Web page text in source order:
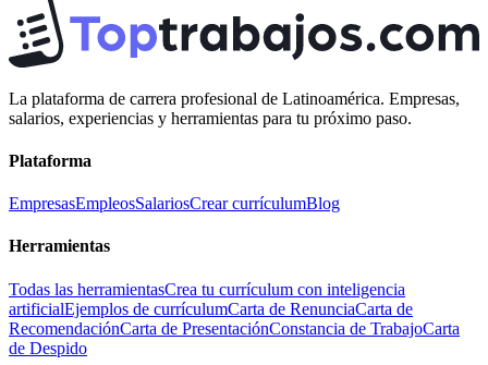
La plataforma de carrera profesional de Latinoamérica. Empresas,
salarios, experiencias y herramientas para tu próximo paso.
Plataforma
EmpresasEmpleosSalariosCrear currículumBlog
Herramientas
Todas las herramientasCrea tu currículum con inteligencia
artificialEjemplos de currículumCarta de RenunciaCarta de
RecomendaciónCarta de PresentaciónConstancia de TrabajoCarta
de Despido